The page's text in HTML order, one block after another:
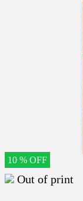
10 % OFF
Out of print